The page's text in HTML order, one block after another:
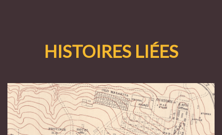
HISTOIRES LIÉES